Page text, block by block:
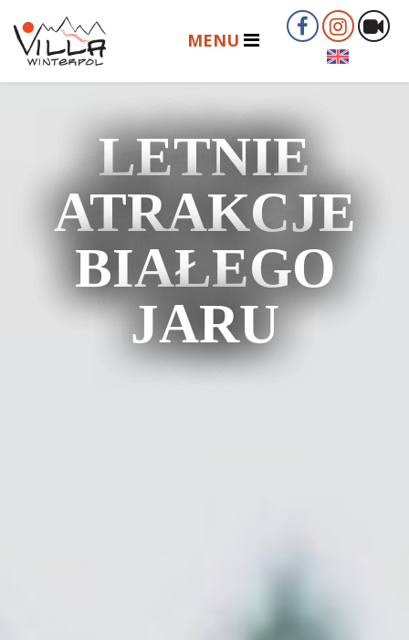
LETNIE
ATRAKCJE
BIAŁEGO
JARU